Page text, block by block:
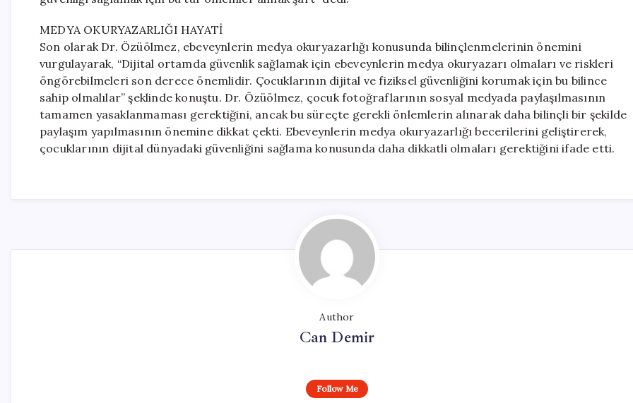
MEDYA OKURYAZARLIĞI HAYATİ
Son olarak Dr. Özüölmez, ebeveynlerin medya okuryazarlığı konusunda bilinçlenmelerinin önemini
vurgulayarak, “Dijital ortamda güvenlik sağlamak için ebeveynlerin medya okuryazarı olmaları ve riskleri
öngörebilmeleri son derece önemlidir. Çocuklarının dijital ve fiziksel güvenliğini korumak için bu bilince
sahip olmalılar” şeklinde konuştu. Dr. Özüölmez, çocuk fotoğraflarının sosyal medyada paylaşılmasının
tamamen yasaklanmaması gerektiğini, ancak bu süreçte gerekli önlemlerin alınarak daha bilinçli bir şekilde
paylaşım yapılmasının önemine dikkat çekti. Ebeveynlerin medya okuryazarlığı becerilerini geliştirerek,
çocuklarının dijital dünyadaki güvenliğini sağlama konusunda daha dikkatli olmaları gerektiğini ifade etti.
Author
Can Demir
Follow Me